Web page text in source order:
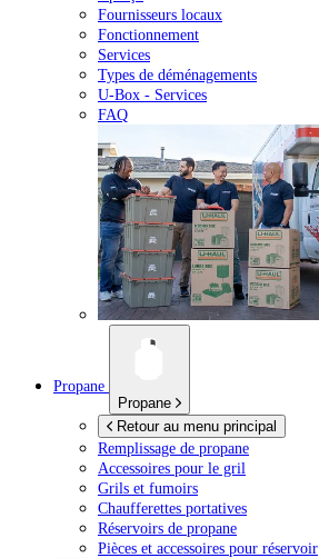
Fournisseurs locaux
Fonctionnement
Services
Types de déménagements
U-Box - Services
FAQ
Propane
Propane
Retour au menu principal
Remplissage de propane
Accessoires pour le gril
Grils et fumoirs
Chaufferettes portatives
Réservoirs de propane
Pièces et accessoires pour réservoir